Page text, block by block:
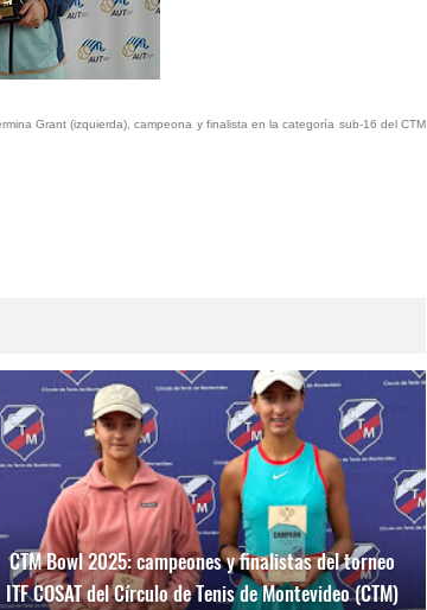
Grant (izquierda), campeona y finalista en la categoría sub-16 del CTM
CTM Bowl 2025: campeones y finalistas del torneo
ITF COSAT del Círculo de Tenis de Montevideo (CTM)